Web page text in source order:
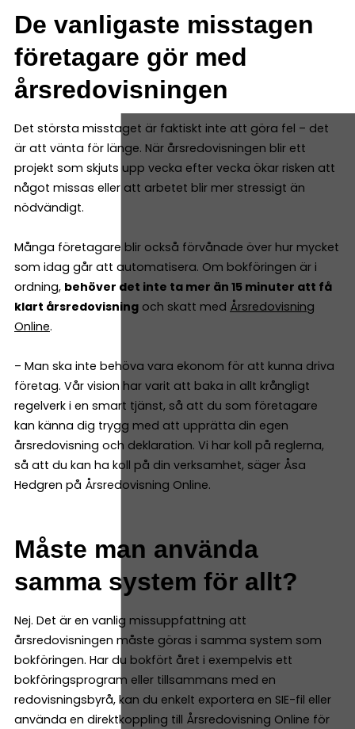
De vanligaste misstagen
företagare gör med
årsredovisningen
Det största misstaget är faktiskt inte att göra fel – det
är att vänta för länge. När årsredovisningen blir ett
projekt som skjuts upp vecka efter vecka ökar risken att
något missas eller att arbetet blir mer stressigt än
nödvändigt.
Många företagare blir också förvånade över hur mycket
som idag går att automatisera. Om bokföringen är i
ordning, behöver det inte ta mer än 15 minuter att få
klart årsredovisning och skatt med Årsredovisning
Online.
– Man ska inte behöva vara ekonom för att kunna driva
företag. Vår vision har varit att baka in allt krångligt
regelverk i en smart tjänst, så att du som företagare
kan känna dig trygg med att upprätta din egen
årsredovisning och deklaration. Vi har koll på reglerna,
så att du kan ha koll på din verksamhet, säger Åsa
Hedgren på Årsredovisning Online.
Måste man använda
samma system för allt?
Nej. Det är en vanlig missuppfattning att
årsredovisningen måste göras i samma system som
bokföringen. Har du bokfört året i exempelvis ett
bokföringsprogram eller tillsammans med en
redovisningsbyrå, kan du enkelt exportera en SIE-fil eller
använda en direktkoppling till Årsredovisning Online för